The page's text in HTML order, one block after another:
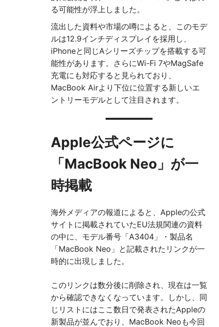
る可能性が浮上しました。
流出した資料や市場の噂によると、このモデ
ルは12.9インチディスプレイを採用し、
iPhoneと同じAシリーズチップを搭載する可
能性があります。さらにWi-Fi 7やMagSafe
充電にも対応すると見られており、
MacBook Airより下位に位置する新しいエ
ントリーモデルとして注目されます。
Apple公式ページに
「MacBook Neo」が一
時掲載
海外メディアの報道によると、Appleの公式
サイトに掲載されていたEU法規関連の資料
の中に、モデル番号「A3404」・製品名
「MacBook Neo」と記載されたリンクが一
時的に出現しました。
このリンクは数分後に削除され、現在は一覧
から確認できなくなっています。しかし、同
じリストにはここ数日で発表されたAppleの
新製品が並んでおり、MacBook Neoも今回